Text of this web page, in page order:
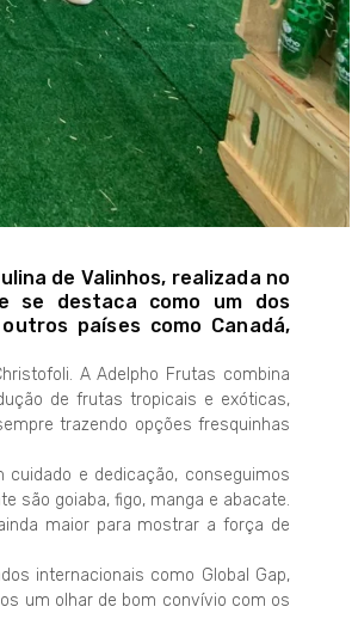
de Valinhos, realizada no
se destaca como um dos
países como Canadá,
A Adelpho Frutas combina
de frutas tropicais e exóticas,
trazendo opções fresquinhas
cuidado e dedicação, conseguimos
são goiaba, figo, manga e abacate.
maior para mostrar a força de
internacionais como Global Gap,
um olhar de bom convívio com os